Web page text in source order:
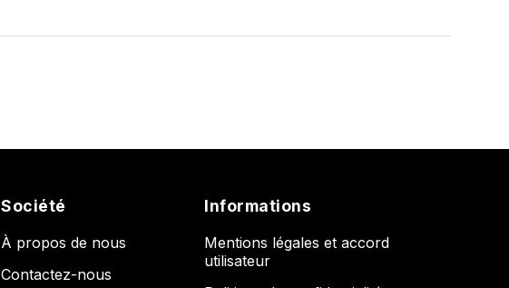
Société
À propos de nous
Contactez-nous
Informations
Mentions légales et accord
utilisateur